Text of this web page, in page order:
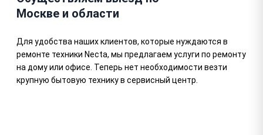
Москве и области
Для удобства наших клиентов, которые нуждаются в
ремонте техники Necta, мы предлагаем услуги по ремонту
на дому или офисе. Теперь нет необходимости везти
крупную бытовую технику в сервисный центр.